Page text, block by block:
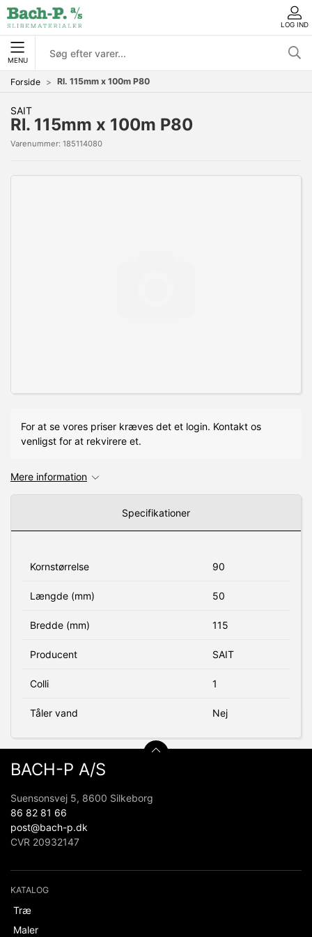
LOG IND
MENU
Forside Rl. 115mm x 100m P80
SAIT
Rl. 115mm x 100m P80
Varenummer: 185114080
For at se vores priser kræves det et login. Kontakt os
venligst for at rekvirere et.
Mere information
Specifikationer
Kornstørrelse 90
Længde (mm) 50
Bredde (mm) 115
Producent SAIT
Colli 1
Tåler vand Nej
BACH-P A/S
Suensonsvej 5, 8600 Silkeborg
86 82 81 66
post@bach-p.dk
CVR 20932147
KATALOG
Træ
Maler